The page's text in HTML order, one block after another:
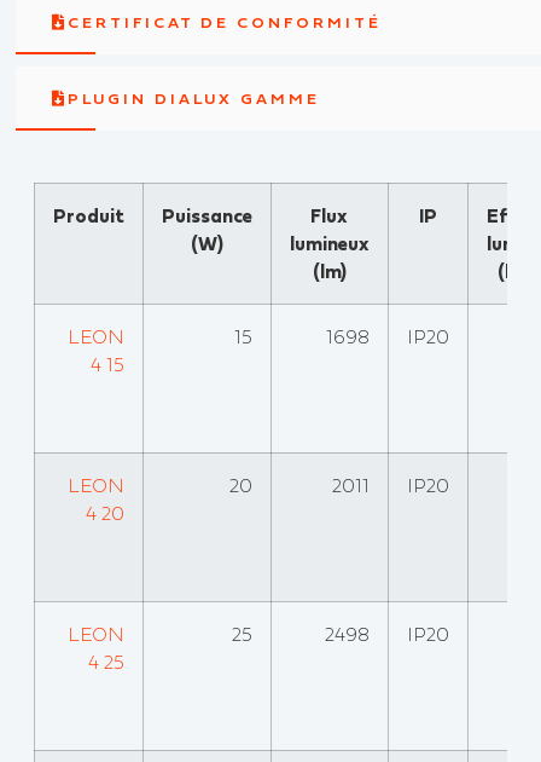
CERTIFICAT DE CONFORMITÉ
PLUGIN DIALUX GAMME
Produit
Puissance
(W)
Flux
lumineux
(lm)
IP
(lm/
LEON
4 15
15 1698 IP20
LEON
4 20
20 2011 IP20
LEON
4 25
25 2498 IP20